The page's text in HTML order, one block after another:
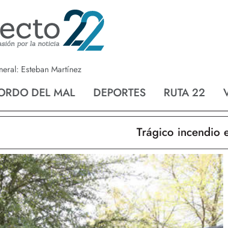
Esteban Martínez
DEL MAL DEPORTES RUTA 22
Nvo. Laredo
Trágico incendio en